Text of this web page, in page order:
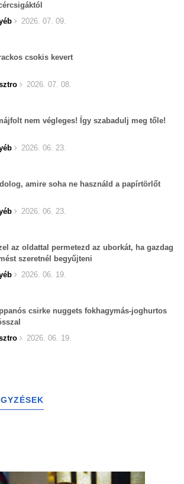
2026. 07. 09.
csokis kevert
2026. 07. 08.
nem végleges! Így szabadulj meg tőle!
2026. 06. 23.
amire soha ne használd a papírtörlőt
2026. 06. 23.
az oldattal permetezd az uborkát, ha gazdag
szeretnél begyűjteni
2026. 06. 19.
csirke nuggets fokhagymás-joghurtos
2026. 06. 19.